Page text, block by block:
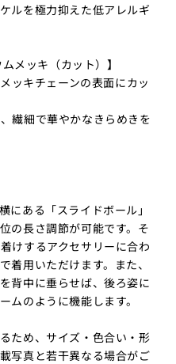
ルを極力抑えた低アレルギ
メッキ（カット）】
ッキチェーンの表面にカッ
繊細で華やかなきらめきを
にある「スライドボール」
の長さ調節が可能です。そ
けするアクセサリーに合わ
着用いただけます。また、
背中に垂らせば、後ろ姿に
ムのように機能します。
ため、サイズ・色合い・形
写真と若干異なる場合がご